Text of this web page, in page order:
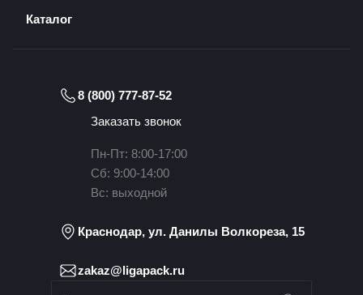
Каталог
8 (800) 777-87-52
Заказать звонок
Пн-Пт: 8:00-17:00
Сб: 9:00-14:00
Вс: выходной
Краснодар, ул. Данилы Волкореза, 15
zakaz@ligapack.ru